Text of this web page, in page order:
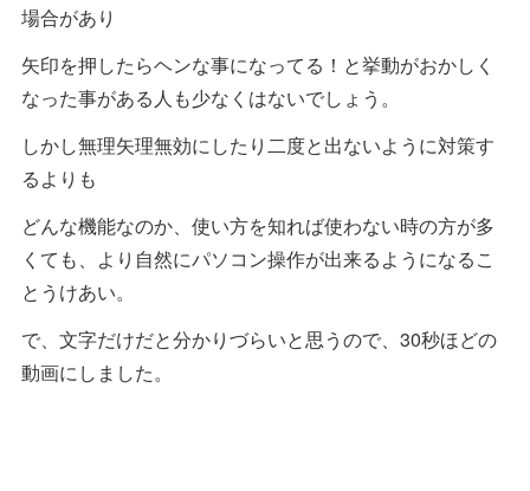
場合があり
矢印を押したらヘンな事になってる！と挙動がおかしく
なった事がある人も少なくはないでしょう。
しかし無理矢理無効にしたり二度と出ないように対策す
るよりも
どんな機能なのか、使い方を知れば使わない時の方が多
くても、より自然にパソコン操作が出来るようになるこ
とうけあい。
で、文字だけだと分かりづらいと思うので、30秒ほどの
動画にしました。